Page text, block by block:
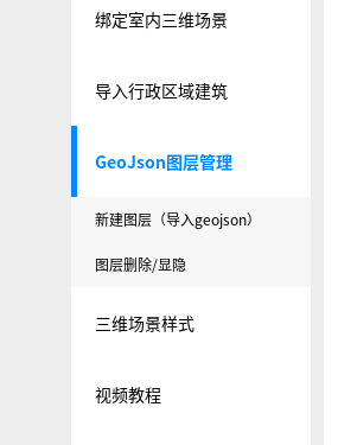
绑定室内三维场景
导入行政区域建筑
GeoJson图层管理
新建图层（导入geojson）
图层删除/显隐
三维场景样式
视频教程